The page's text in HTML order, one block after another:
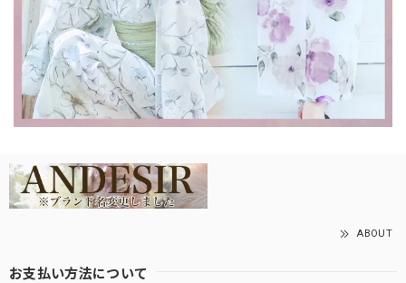
ABOUT
お支払い方法について